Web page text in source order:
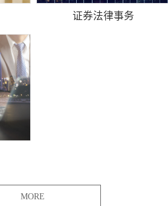
证券法律事务
MORE